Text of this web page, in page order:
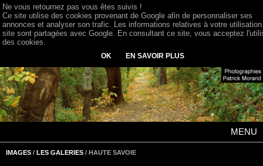
MENU
IMAGES / LES GALERIES / HAUTE SAVOIE
Ne vous retournez pas vous êtes suivis !
Ce site utilise des cookies provenant de Google afin de personnaliser ses
annonces et analyser son trafic. Les informations relatives à votre
site sont partagées avec Google. En consultant ce site, vous acceptez
des cookies.
OK EN SAVOIR PLUS